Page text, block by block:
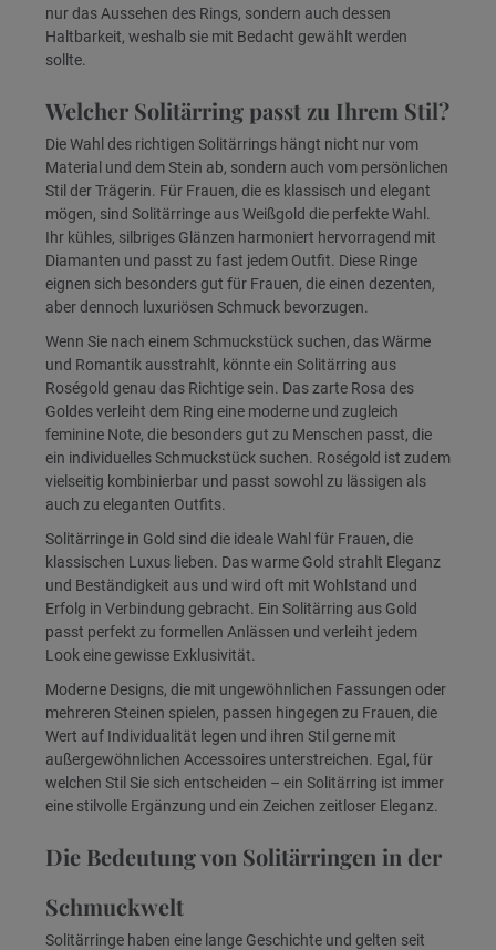
nur das Aussehen des Rings, sondern auch dessen
Haltbarkeit, weshalb sie mit Bedacht gewählt werden
sollte.
Welcher Solitärring passt zu Ihrem Stil?
Die Wahl des richtigen Solitärrings hängt nicht nur vom
Material und dem Stein ab, sondern auch vom persönlichen
Stil der Trägerin. Für Frauen, die es klassisch und elegant
mögen, sind Solitärringe aus Weißgold die perfekte Wahl.
Ihr kühles, silbriges Glänzen harmoniert hervorragend mit
Diamanten und passt zu fast jedem Outfit. Diese Ringe
eignen sich besonders gut für Frauen, die einen dezenten,
aber dennoch luxuriösen Schmuck bevorzugen.
Wenn Sie nach einem Schmuckstück suchen, das Wärme
und Romantik ausstrahlt, könnte ein Solitärring aus
Roségold genau das Richtige sein. Das zarte Rosa des
Goldes verleiht dem Ring eine moderne und zugleich
feminine Note, die besonders gut zu Menschen passt, die
ein individuelles Schmuckstück suchen. Roségold ist zudem
vielseitig kombinierbar und passt sowohl zu lässigen als
auch zu eleganten Outfits.
Solitärringe in Gold sind die ideale Wahl für Frauen, die
klassischen Luxus lieben. Das warme Gold strahlt Eleganz
und Beständigkeit aus und wird oft mit Wohlstand und
Erfolg in Verbindung gebracht. Ein Solitärring aus Gold
passt perfekt zu formellen Anlässen und verleiht jedem
Look eine gewisse Exklusivität.
Moderne Designs, die mit ungewöhnlichen Fassungen oder
mehreren Steinen spielen, passen hingegen zu Frauen, die
Wert auf Individualität legen und ihren Stil gerne mit
außergewöhnlichen Accessoires unterstreichen. Egal, für
welchen Stil Sie sich entscheiden – ein Solitärring ist immer
eine stilvolle Ergänzung und ein Zeichen zeitloser Eleganz.
Die Bedeutung von Solitärringen in der
Schmuckwelt
Solitärringe haben eine lange Geschichte und gelten seit